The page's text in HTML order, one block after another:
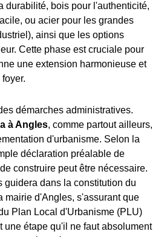
durabilité, bois pour l'authenticité,
ou acier pour les grandes
ainsi que les options
Cette phase est cruciale pour
une extension harmonieuse et
démarches administratives.
à Angles, comme partout ailleurs,
d'urbanisme. Selon la
déclaration préalable de
construire peut être nécessaire.
guidera dans la constitution du
mairie d'Angles, s'assurant que
Plan Local d'Urbanisme (PLU)
une étape qu'il ne faut absolument